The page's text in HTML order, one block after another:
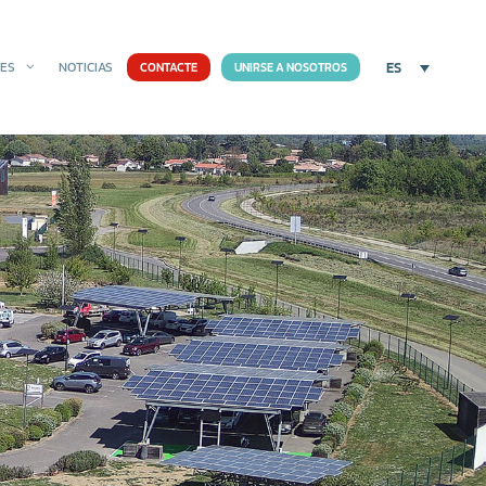
NOTICIAS CONTACTE UNIRSE A NOSOTROS ES